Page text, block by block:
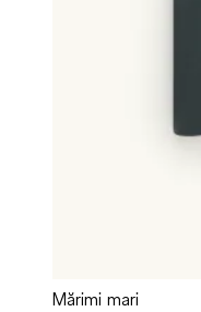
Mărimi mari